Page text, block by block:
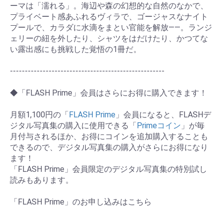
お買い物を続ける カートへ進む
ーマは「濡れる」。海辺や森の幻想的な自然のなかで、
プライベート感あふれるヴィラで、ゴージャスなナイト
プールで、カラダに水滴をまとい官能を解放――。ランジ
ェリーの紐を外したり、シャツをはだけたり、かつてな
い露出感にも挑戦した覚悟の1冊だ。
----------------------------------------------------
◆「FLASH Prime」会員はさらにお得に購入できます！
月額1,100円の「FLASH Prime 」会員になると、FLASHデ
ジタル写真集の購入に使用できる「Primeコイン 」が毎
月付与されるほか、お得にコインを追加購入することも
できるので、デジタル写真集の購入がさらにお得になり
ます！
「FLASH Prime」会員限定のデジタル写真集の特別試し
読みもあります。
「FLASH Prime」のお申し込みはこちら